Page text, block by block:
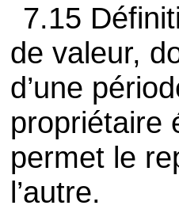
7.15
de valeur,
d’une
propriétaire
permet le
l’autre.